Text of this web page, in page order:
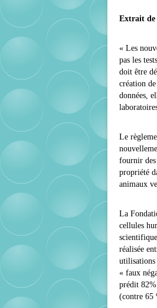
Extrait de
« Les
pas les
doit être
création
données,
Le
fournir des
propriété
animaux
La
cellules
réalisée
utilisations
« faux
prédit 82%
(contre 65